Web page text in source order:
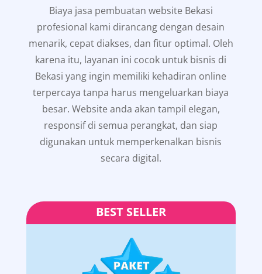
Biaya jasa pembuatan website Bekasi
profesional kami dirancang dengan desain
menarik, cepat diakses, dan fitur optimal. Oleh
karena itu, layanan ini cocok untuk bisnis di
Bekasi yang ingin memiliki kehadiran online
terpercaya tanpa harus mengeluarkan biaya
besar. Website anda akan tampil elegan,
responsif di semua perangkat, dan siap
digunakan untuk memperkenalkan bisnis
secara digital.
BEST SELLER